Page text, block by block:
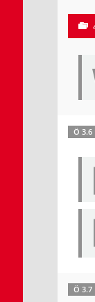
Ö 3.6
Ö 3.7